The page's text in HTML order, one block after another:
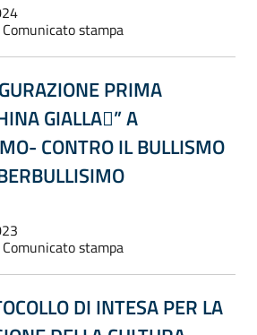
Comunicato stampa
PRIMA
GIALLA” A
CONTRO IL BULLISMO
Comunicato stampa
DI INTESA PER LA